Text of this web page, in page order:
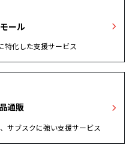
ール
特化した支援サービス
通販
サブスクに強い支援サービス